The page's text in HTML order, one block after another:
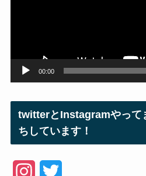
00:00
twitterとInstagramやって
ちしています！